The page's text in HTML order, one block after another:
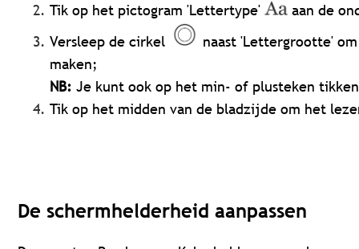
Tik op het pictogram 'Lettertype'
aan de
Versleep de cirkel
naast 'Lettergrootte'
maken;
NB: Je kunt ook op het min- of plusteken
Tik op het midden van de bladzijde om het
De schermhelderheid aanpassen